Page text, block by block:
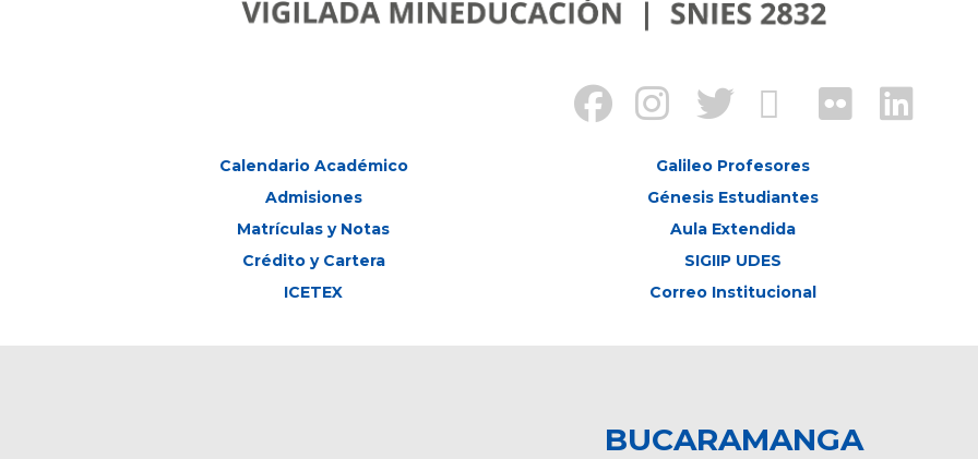
Calendario Académico
Admisiones
Matrículas y Notas
Crédito y Cartera
ICETEX
Galileo Profesores
Génesis Estudiantes
Aula Extendida
SIGIIP UDES
Correo Institucional
BUCARAMANGA